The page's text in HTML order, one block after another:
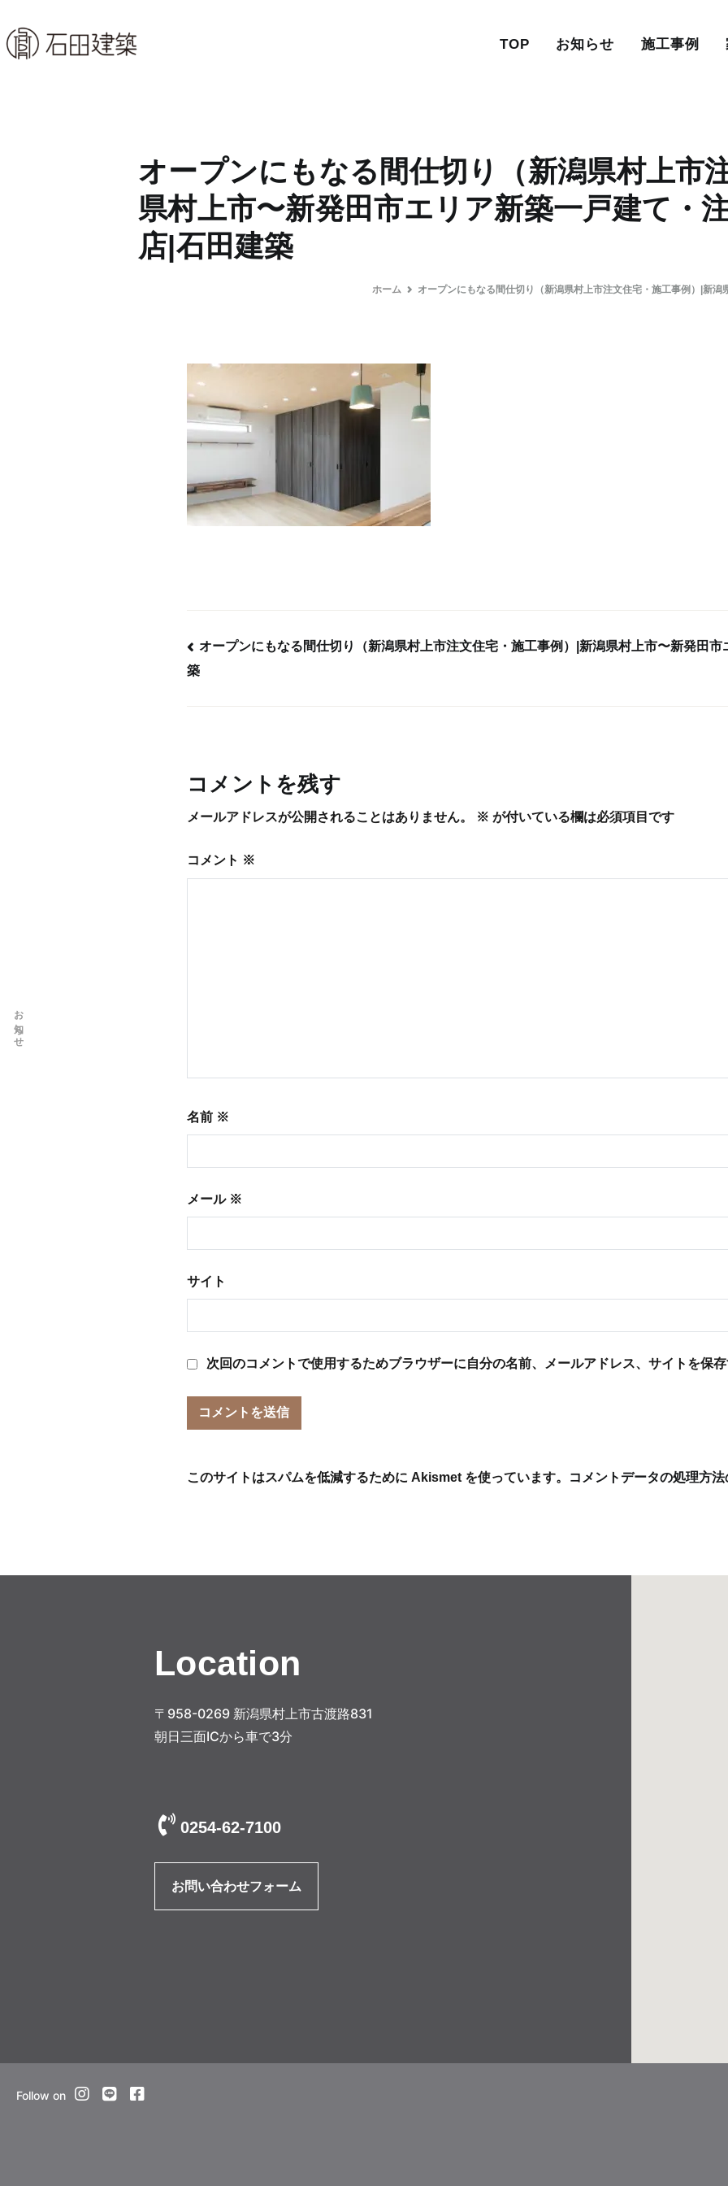
ン
テ
TOP お知らせ 施工事例
オープンにもなる間仕切り（新潟県村上市
県村上市〜新発田市エリア新築一戸建て・
店|石田建築
ホーム オープンにもなる間仕切り（新潟県村上市注文住宅・施工事例）|新
ナ
ビ
ゲ
ー
オープンにもなる間仕切り（新潟県村上市注文住宅・施工事例）|新潟県村上市〜新発田
築
コメントを残す
メールアドレスが公開されることはありません。 ※ が付いている欄は必須項目です
コメント ※
名前 ※
メール ※
サイト
次回のコメントで使用するためブラウザーに自分の名前、メールアドレス、サイトを保
このサイトはスパムを低減するために Akismet を使っています。 コメントデータの処理方
Location
〒958-0269 新潟県村上市古渡路831
朝日三面ICから車で3分
0254-62-7100
お問い合わせフォーム
Follow on
お知らせ